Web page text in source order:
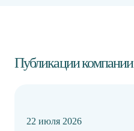
Публикации компании
22 июля 2026